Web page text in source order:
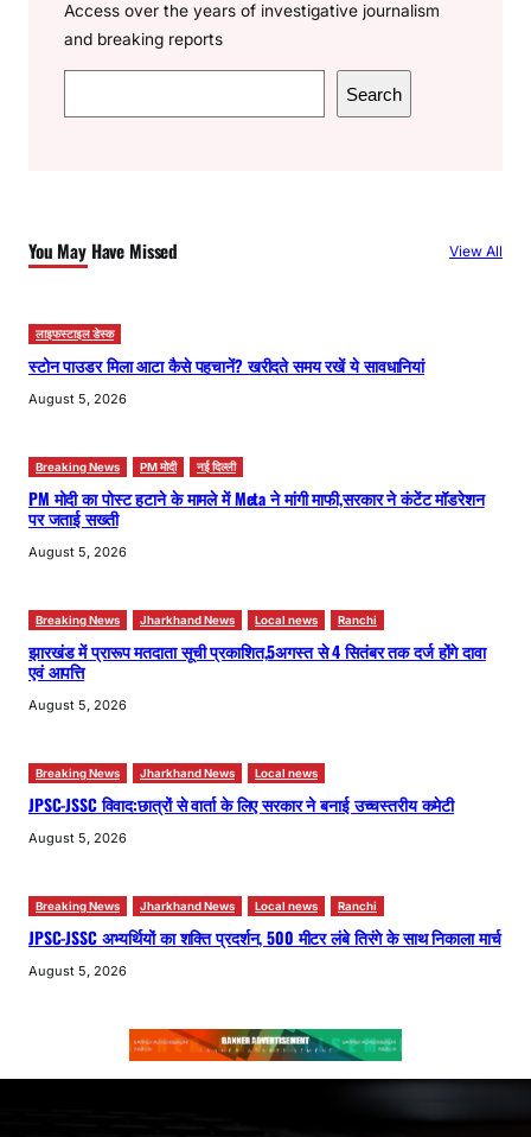
Access over the years of investigative journalism
and breaking reports
e
h
Search
You May Have Missed View All
लाइफस्टाइल डेस्क
स्टोन पाउडर मिला आटा कैसे पहचानें? खरीदते समय रखें ये सावधानियां
August 5, 2026
Breaking News PM मोदी नई दिल्ली
PM मोदी का पोस्ट हटाने के मामले में Meta ने मांगी माफी,सरकार ने कंटेंट मॉडरेशन
पर जताई सख्ती
August 5, 2026
Breaking News Jharkhand News Local news Ranchi
झारखंड में प्रारूप मतदाता सूची प्रकाशित,5अगस्त से 4 सितंबर तक दर्ज होंगे दावा
एवं आपत्ति
August 5, 2026
Breaking News Jharkhand News Local news
JPSC-JSSC विवाद:छात्रों से वार्ता के लिए सरकार ने बनाई उच्चस्तरीय कमेटी
August 5, 2026
Breaking News Jharkhand News Local news Ranchi
JPSC-JSSC अभ्यर्थियों का शक्ति प्रदर्शन, 500 मीटर लंबे तिरंगे के साथ निकाला मार्च
August 5, 2026